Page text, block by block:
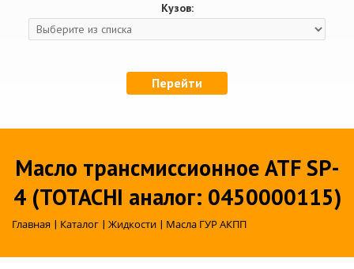
Кузов:
Перейти
Масло трансмиссионное ATF SP-
4 (TOTACHI аналог: 0450000115)
Главная | Каталог | Жидкости | Масла ГУР АКПП